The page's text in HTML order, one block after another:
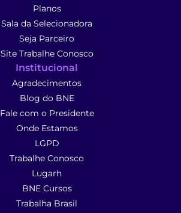
Planos
Sala da Selecionadora
Seja Parceiro
Site Trabalhe Conosco
Institucional
Agradecimentos
Blog do BNE
Fale com o Presidente
Onde Estamos
LGPD
Trabalhe Conosco
Lugarh
BNE Cursos
Trabalha Brasil